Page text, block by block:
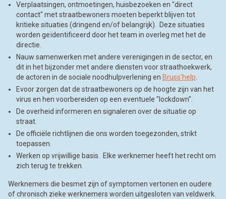
Verplaatsingen, ontmoetingen, huisbezoeken en "direct
contact" met straatbewoners moeten beperkt blijven tot
kritieke situaties (dringend en/of belangrijk). Deze situaties
worden geïdentificeerd door het team in overleg met het de
directie.
Nauw samenwerken met andere verenigingen in de sector, en
dit in het bijzonder met andere diensten voor straathoekwerk,
de actoren in de sociale noodhulpverlening en Bruss'help.
Evoor zorgen dat de straatbewoners op de hoogte zijn van het
virus en hen voorbereiden op een eventuele "lockdown".
De overheid informeren en signaleren over de situatie op
straat.
De officiële richtlijnen die ons worden toegezonden, strikt
toepassen.
Werken op vrijwillige basis. Elke werknemer heeft het recht om
zich terug te trekken.
Werknemers die besmet zijn of symptomen vertonen en oudere
of chronisch zieke werknemers worden uitgesloten van veldwerk.